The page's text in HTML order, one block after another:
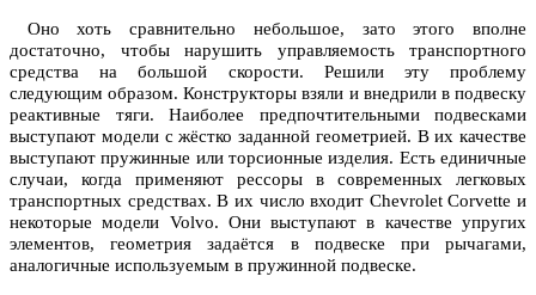
Оно хоть сравнительно небольшое, зато этого вполне
достаточно, чтобы нарушить управляемость транспортного
средства на большой скорости. Решили эту проблему
следующим образом. Конструкторы взяли и внедрили в подвеску
реактивные тяги. Наиболее предпочтительными подвесками
выступают модели с жёстко заданной геометрией. В их качестве
выступают пружинные или торсионные изделия. Есть единичные
случаи, когда применяют рессоры в современных легковых
транспортных средствах. В их число входит Chevrolet Corvette и
некоторые модели Volvo. Они выступают в качестве упругих
элементов, геометрия задаётся в подвеске при рычагами,
аналогичные используемым в пружинной подвеске.